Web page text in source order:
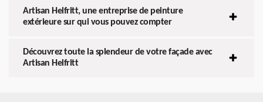
Artisan Helfritt, une entreprise de peinture
extérieure sur qui vous pouvez compter
Découvrez toute la splendeur de votre façade avec
Artisan Helfritt